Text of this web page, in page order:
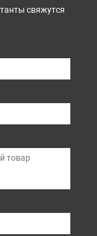
свяжутся